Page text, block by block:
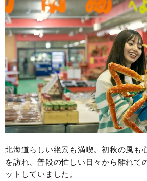
北海道らしい絶景も満喫。初秋の風も
を訪れ、普段の忙しい日々から離れて
ットしていました。